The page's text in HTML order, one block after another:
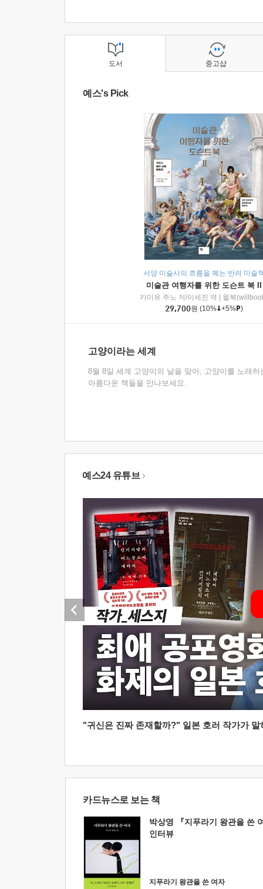
도서
예스's Pick
서양 미술사의 흐름을 꿰는 반려 미술
미술관 여행자를 위한 도슨트 북 II
카미유 주노 저/이세진 역
윌북
29,700원 (10% +5% )
고양이라는 세계
8월 8일 세계 고양이의 날을 맞아, 고양이를 노래하
아름다운 책들을 만나보세요.
중고샵
예스24 유튜브
"귀신은 진짜 존재할까?" 일본 호러 작가가
카드뉴스로 보는 책
박상영 『지푸라기 왕관을 쓴
인터뷰
지푸라기 왕관을 쓴 여자